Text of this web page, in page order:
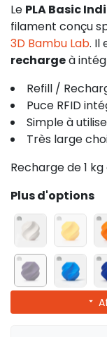
Le PLA Basic
filament conçu
3D Bambu Lab. Il
rechargeà
Refill /
Puce RFID
Simple à
Très large
Recharge de 1
Plus d'options